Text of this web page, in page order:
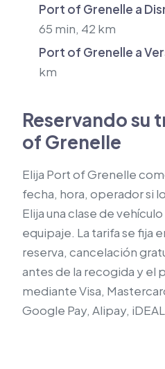
Port of Grenelle a
65 min, 42 km
Port of Grenelle a
km
Reservando su
of Grenelle
Elija Port of Grenelle
fecha, hora, operador si
Elija una clase de
equipaje. La tarifa se fija
reserva, cancelación
antes de la recogida y el
mediante Visa,
Google Pay, Alipay,